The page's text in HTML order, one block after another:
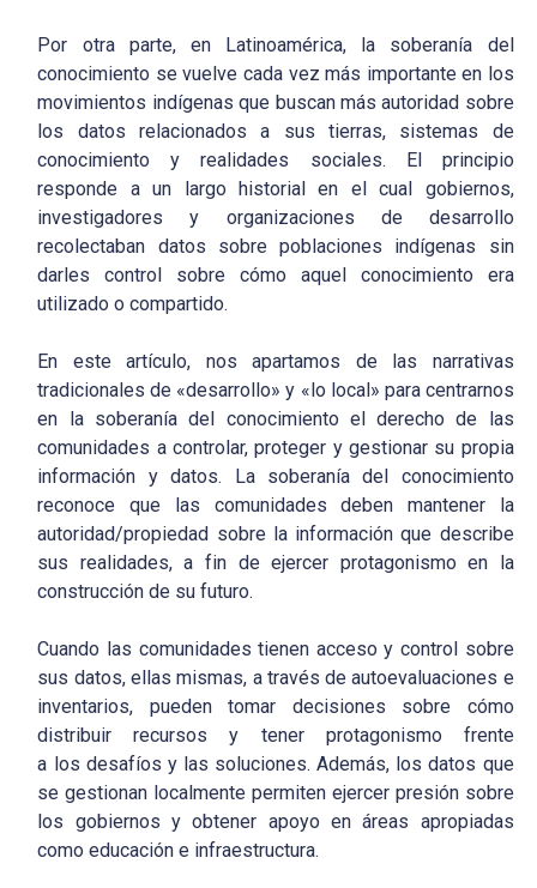
Por otra parte, en Latinoamérica, la soberanía del
conocimiento se vuelve cada vez más importante en los
movimientos indígenas que buscan más autoridad sobre
los datos relacionados a sus tierras, sistemas de
conocimiento y realidades sociales. El principio
responde a un largo historial en el cual gobiernos,
investigadores y organizaciones de desarrollo
recolectaban datos sobre poblaciones indígenas sin
darles control sobre cómo aquel conocimiento era
utilizado o compartido.
En este artículo, nos apartamos de las narrativas
tradicionales de «desarrollo» y «lo local» para centrarnos
en la soberanía del conocimiento el derecho de las
comunidades a controlar, proteger y gestionar su propia
información y datos. La soberanía del conocimiento
reconoce que las comunidades deben mantener la
autoridad/propiedad sobre la información que describe
sus realidades, a fin de ejercer protagonismo en la
construcción de su futuro.
Cuando las comunidades tienen acceso y control sobre
sus datos, ellas mismas, a través de autoevaluaciones e
inventarios, pueden tomar decisiones sobre cómo
distribuir recursos y tener protagonismo frente
a los desafíos y las soluciones. Además, los datos que
se gestionan localmente permiten ejercer presión sobre
los gobiernos y obtener apoyo en áreas apropiadas
como educación e infraestructura.